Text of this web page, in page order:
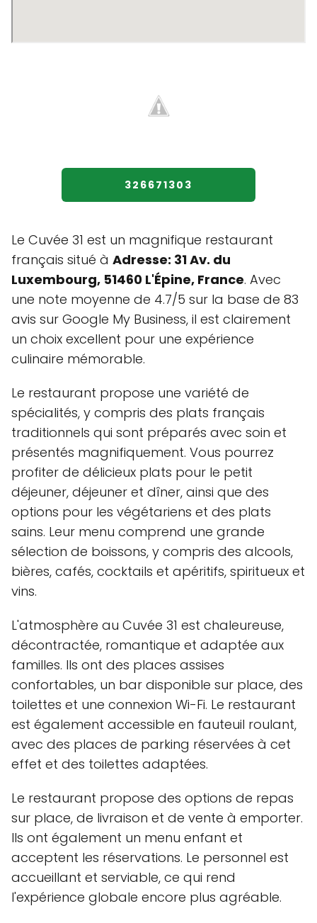
326671303
Le Cuvée 31 est un magnifique restaurant
français situé à Adresse: 31 Av. du
Luxembourg, 51460 L'Épine, France. Avec
une note moyenne de 4.7/5 sur la base de 83
avis sur Google My Business, il est clairement
un choix excellent pour une expérience
culinaire mémorable.
Le restaurant propose une variété de
spécialités, y compris des plats français
traditionnels qui sont préparés avec soin et
présentés magnifiquement. Vous pourrez
profiter de délicieux plats pour le petit
déjeuner, déjeuner et dîner, ainsi que des
options pour les végétariens et des plats
sains. Leur menu comprend une grande
sélection de boissons, y compris des alcools,
bières, cafés, cocktails et apéritifs, spiritueux et
vins.
L'atmosphère au Cuvée 31 est chaleureuse,
décontractée, romantique et adaptée aux
familles. Ils ont des places assises
confortables, un bar disponible sur place, des
toilettes et une connexion Wi-Fi. Le restaurant
est également accessible en fauteuil roulant,
avec des places de parking réservées à cet
effet et des toilettes adaptées.
Le restaurant propose des options de repas
sur place, de livraison et de vente à emporter.
Ils ont également un menu enfant et
acceptent les réservations. Le personnel est
accueillant et serviable, ce qui rend
l'expérience globale encore plus agréable.